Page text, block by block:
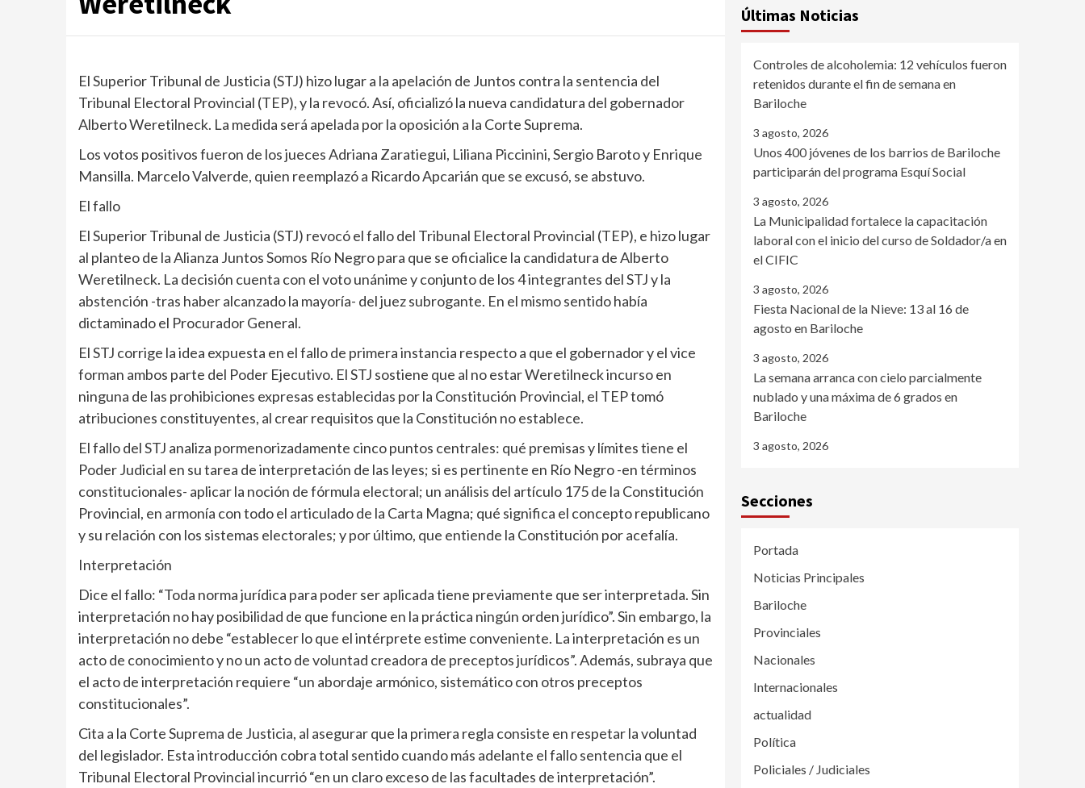
El Superior Tribunal de Justicia (STJ) hizo lugar a la apelación de Juntos contra la sentencia del
Tribunal Electoral Provincial (TEP), y la revocó. Así, oficializó la nueva candidatura del gobernador
Alberto Weretilneck. La medida será apelada por la oposición a la Corte Suprema.
Los votos positivos fueron de los jueces Adriana Zaratiegui, Liliana Piccinini, Sergio Baroto y Enrique
Mansilla. Marcelo Valverde, quien reemplazó a Ricardo Apcarián que se excusó, se abstuvo.
El fallo
El Superior Tribunal de Justicia (STJ) revocó el fallo del Tribunal Electoral Provincial (TEP), e hizo lugar
al planteo de la Alianza Juntos Somos Río Negro para que se oficialice la candidatura de Alberto
Weretilneck. La decisión cuenta con el voto unánime y conjunto de los 4 integrantes del STJ y la
abstención -tras haber alcanzado la mayoría- del juez subrogante. En el mismo sentido había
dictaminado el Procurador General.
El STJ corrige la idea expuesta en el fallo de primera instancia respecto a que el gobernador y el vice
forman ambos parte del Poder Ejecutivo. El STJ sostiene que al no estar Weretilneck incurso en
ninguna de las prohibiciones expresas establecidas por la Constitución Provincial, el TEP tomó
atribuciones constituyentes, al crear requisitos que la Constitución no establece.
El fallo del STJ analiza pormenorizadamente cinco puntos centrales: qué premisas y límites tiene el
Poder Judicial en su tarea de interpretación de las leyes; si es pertinente en Río Negro -en términos
constitucionales- aplicar la noción de fórmula electoral; un análisis del artículo 175 de la Constitución
Provincial, en armonía con todo el articulado de la Carta Magna; qué significa el concepto republicano
y su relación con los sistemas electorales; y por último, que entiende la Constitución por acefalía.
Interpretación
Dice el fallo: “Toda norma jurídica para poder ser aplicada tiene previamente que ser interpretada. Sin
interpretación no hay posibilidad de que funcione en la práctica ningún orden jurídico”. Sin embargo, la
interpretación no debe “establecer lo que el intérprete estime conveniente. La interpretación es un
acto de conocimiento y no un acto de voluntad creadora de preceptos jurídicos”. Además, subraya que
el acto de interpretación requiere “un abordaje armónico, sistemático con otros preceptos
constitucionales”.
Cita a la Corte Suprema de Justicia, al asegurar que la primera regla consiste en respetar la voluntad
del legislador. Esta introducción cobra total sentido cuando más adelante el fallo sentencia que el
Tribunal Electoral Provincial incurrió “en un claro exceso de las facultades de interpretación”.
Últimas Noticias
Controles de alcoholemia: 12 vehículos fueron
retenidos durante el fin de semana en
Bariloche
3 agosto, 2026
Unos 400 jóvenes de los barrios de Bariloche
participarán del programa Esquí Social
3 agosto, 2026
La Municipalidad fortalece la capacitación
laboral con el inicio del curso de Soldador/a en
el CIFIC
3 agosto, 2026
Fiesta Nacional de la Nieve: 13 al 16 de
agosto en Bariloche
3 agosto, 2026
La semana arranca con cielo parcialmente
nublado y una máxima de 6 grados en
Bariloche
3 agosto, 2026
Secciones
Portada
Noticias Principales
Bariloche
Provinciales
Nacionales
Internacionales
actualidad
Política
Policiales / Judiciales